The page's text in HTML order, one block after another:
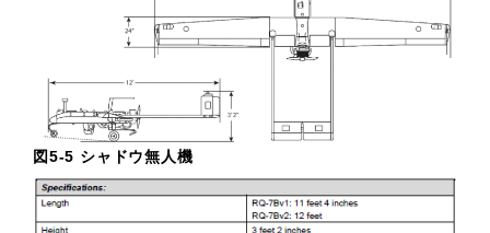
図5-5 シャドウ無人機